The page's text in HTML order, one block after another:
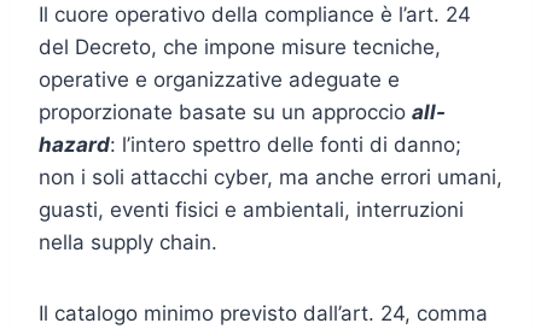
Il cuore operativo della compliance è l’art. 24
del Decreto, che impone misure tecniche,
operative e organizzative adeguate e
proporzionate basate su un approccio all-
hazard: l’intero spettro delle fonti di danno;
non i soli attacchi cyber, ma anche errori umani,
guasti, eventi fisici e ambientali, interruzioni
nella supply chain.
Il catalogo minimo previsto dall’art. 24, comma